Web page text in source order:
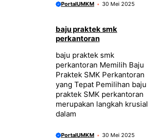
PortalUMKM 30 Mei 2025
baju praktek smk
perkantoran
baju praktek smk
perkantoran Memilih Baju
Praktek SMK Perkantoran
yang Tepat Pemilihan baju
praktek SMK perkantoran
merupakan langkah krusial
dalam
PortalUMKM 30 Mei 2025